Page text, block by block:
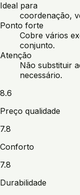
Ideal para
coordenação,
Ponto forte
Cobre vários
conjunto.
Atenção
Não substituir
necessário.
8.6
Preço qualidade
7.8
Conforto
7.8
Durabilidade